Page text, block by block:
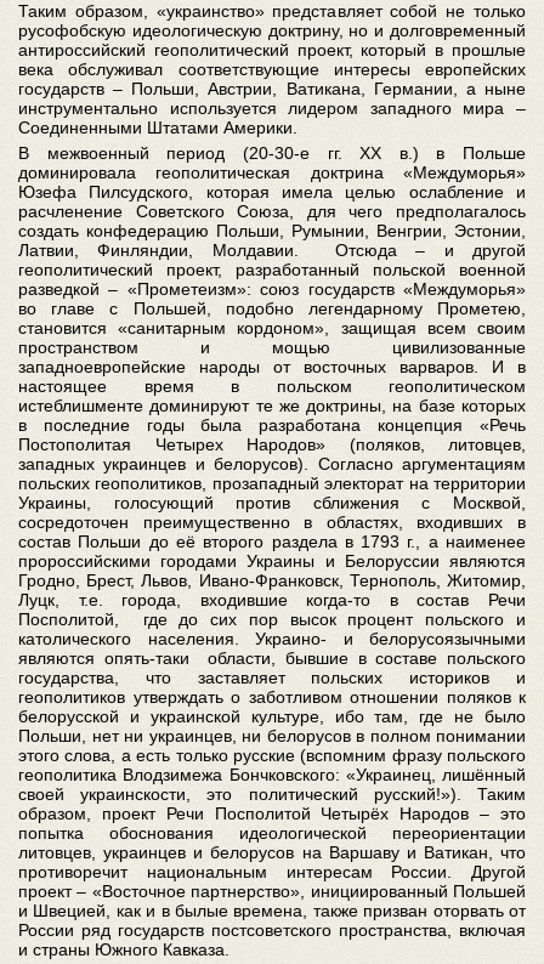
Таким образом, «украинство» представляет собой не только
русофобскую идеологическую доктрину, но и долговременный
антироссийский геополитический проект, который в прошлые
века обслуживал соответствующие интересы европейских
государств – Польши, Австрии, Ватикана, Германии, а ныне
инструментально используется лидером западного мира –
Соединенными Штатами Америки.
В межвоенный период (20-30-е гг. ХХ в.) в Польше
доминировала геополитическая доктрина «Междуморья»
Юзефа Пилсудского, которая имела целью ослабление и
расчленение Советского Союза, для чего предполагалось
создать конфедерацию Польши, Румынии, Венгрии, Эстонии,
Латвии, Финляндии, Молдавии. Отсюда – и другой
геополитический проект, разработанный польской военной
разведкой – «Прометеизм»: союз государств «Междуморья»
во главе с Польшей, подобно легендарному Прометею,
становится «санитарным кордоном», защищая всем своим
пространством и мощью цивилизованные
западноевропейские народы от восточных варваров. И в
настоящее время в польском геополитическом
истеблишменте доминируют те же доктрины, на базе которых
в последние годы была разработана концепция «Речь
Постополитая Четырех Народов» (поляков, литовцев,
западных украинцев и белорусов). Согласно аргументациям
польских геополитиков, прозападный электорат на территории
Украины, голосующий против сближения с Москвой,
сосредоточен преимущественно в областях, входивших в
состав Польши до её второго раздела в 1793 г., а наименее
пророссийскими городами Украины и Белоруссии являются
Гродно, Брест, Львов, Ивано-Франковск, Тернополь, Житомир,
Луцк, т.е. города, входившие когда-то в состав Речи
Посполитой, где до сих пор высок процент польского и
католического населения. Украино- и белорусоязычными
являются опять-таки области, бывшие в составе польского
государства, что заставляет польских историков и
геополитиков утверждать о заботливом отношении поляков к
белорусской и украинской культуре, ибо там, где не было
Польши, нет ни украинцев, ни белорусов в полном понимании
этого слова, а есть только русские (вспомним фразу польского
геополитика Влодзимежа Бончковского: «Украинец, лишённый
своей украинскости, это политический русский!»). Таким
образом, проект Речи Посполитой Четырёх Народов – это
попытка обоснования идеологической переориентации
литовцев, украинцев и белорусов на Варшаву и Ватикан, что
противоречит национальным интересам России. Другой
проект – «Восточное партнерство», инициированный Польшей
и Швецией, как и в былые времена, также призван оторвать от
России ряд государств постсоветского пространства, включая
и страны Южного Кавказа.